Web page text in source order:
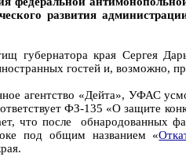
развития
губернатора края Сергея
гостей и, возможно,
агентство «Дейта», УФАС
ФЗ-135 «О защите
что после обнародованных
под общим названием «